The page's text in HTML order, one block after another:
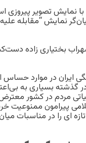
با نمایش تصویر
نمایش “مقابله
بختیاری زاده
ایران در موارد حساس
گذشته بسیاری به
مردم در کشور
پیرامون ممنوعیت
ای را در مناسبات